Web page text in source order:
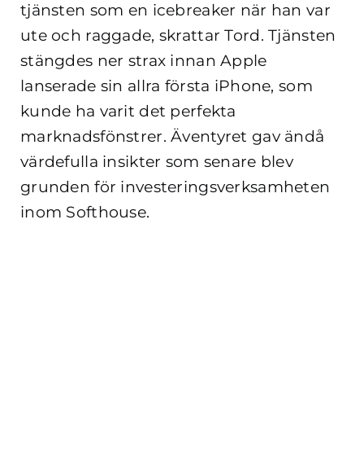
tjänsten som en icebreaker när han var
ute och raggade, skrattar Tord. Tjänsten
stängdes ner strax innan Apple
lanserade sin allra första iPhone, som
kunde ha varit det perfekta
marknadsfönstrer. Äventyret gav ändå
värdefulla insikter som senare blev
grunden för investeringsverksamheten
inom Softhouse.